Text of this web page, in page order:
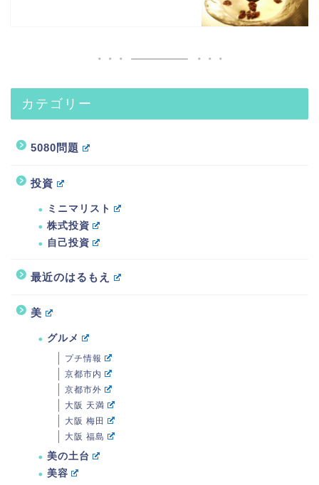
カテゴリー
5080問題
投資
ミニマリスト
株式投資
自己投資
最近のはるもえ
美
グルメ
プチ情報
京都市内
京都市外
大阪 天満
大阪 梅田
大阪 福島
美の土台
美容